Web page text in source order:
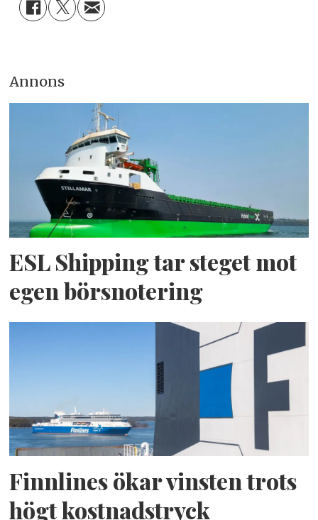
Annons
ESL Shipping tar steget mot
egen börsnotering
Finnlines ökar vinsten trots
högt kostnadstryck